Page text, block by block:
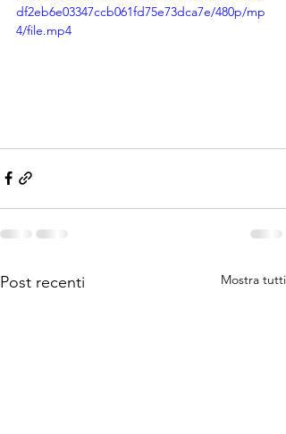
df2eb6e03347ccb061fd75e73dca7e/480p/mp
4/file.mp4
Post recenti Mostra tutti